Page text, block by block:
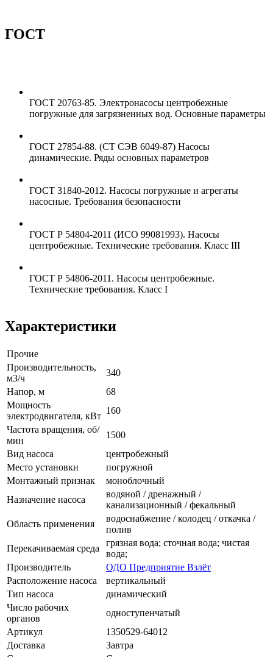
ГОСТ
ГОСТ 20763-85. Электронасосы центробежные
погружные для загрязненных вод. Основные параметры
ГОСТ 27854-88. (СТ СЭВ 6049-87) Насосы
динамические. Ряды основных параметров
ГОСТ 31840-2012. Насосы погружные и агрегаты
насосные. Требования безопасности
ГОСТ Р 54804-2011 (ИСО 99081993). Насосы
центробежные. Технические требования. Класс III
ГОСТ Р 54806-2011. Насосы центробежные.
Технические требования. Класс I
Характеристики
Прочие
Производительность,
м3/ч
340
Напор, м
68
Мощность
электродвигателя, кВт
160
Частота вращения, об/
мин
1500
Вид насоса
центробежный
Место установки
погружной
Монтажный признак
моноблочный
Назначение насоса
водяной / дренажный /
канализационный / фекальный
Область применения
водоснабжение / колодец / откачка /
полив
Перекачиваемая среда
грязная вода; сточная вода; чистая
вода;
Производитель
ОДО Предприятие Взлёт
Расположение насоса
вертикальный
Тип насоса
динамический
Число рабочих
органов
одноступенчатый
Артикул
1350529-64012
Доставка
Завтра